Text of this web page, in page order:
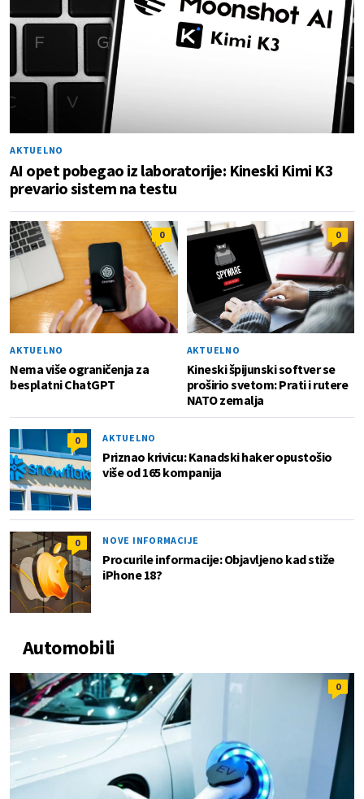
AKTUELNO
AI opet pobegao iz laboratorije: Kineski Kimi K3
prevario sistem na testu
0
AKTUELNO
Nema više ograničenja za
besplatni ChatGPT
0
AKTUELNO
Kineski špijunski softver se
proširio svetom: Prati i rutere
NATO zemalja
0 AKTUELNO
Priznao krivicu: Kanadski haker opustošio
više od 165 kompanija
0 NOVE INFORMACIJE
Procurile informacije: Objavljeno kad stiže
iPhone 18?
Automobili
0